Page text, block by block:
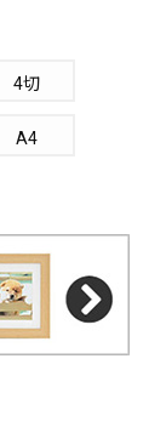
4切
A4